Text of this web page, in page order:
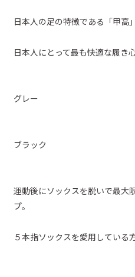
日本人の足の特徴である「甲高
日本人にとって最も快適な履き
グレー
ブラック
運動後にソックスを脱いで最大
プ。
５本指ソックスを愛用している